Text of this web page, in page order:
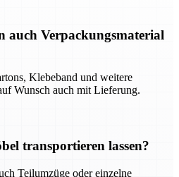
auch Verpackungsmaterial
Klebeband und weitere
Wunsch auch mit Lieferung.
transportieren lassen?
Teilumzüge oder einzelne